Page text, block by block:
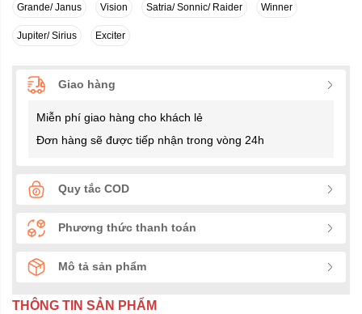
Grande/ Janus Vision Satria/ Sonnic/ Raider Winner
Jupiter/ Sirius Exciter
Giao hàng
Miễn phí giao hàng cho khách lẻ
Đơn hàng sẽ được tiếp nhận trong vòng 24h
Quy tắc COD
Phương thức thanh toán
Mô tả sản phẩm
THÔNG TIN SẢN PHẨM